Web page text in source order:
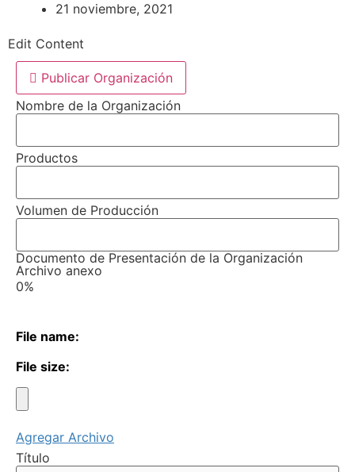
21 noviembre, 2021
Edit Content
Publicar Organización
Nombre de la Organización
Productos
Volumen de Producción
Documento de Presentación de la Organización
Archivo anexo
0%
File name:
File size:
Agregar Archivo
Título